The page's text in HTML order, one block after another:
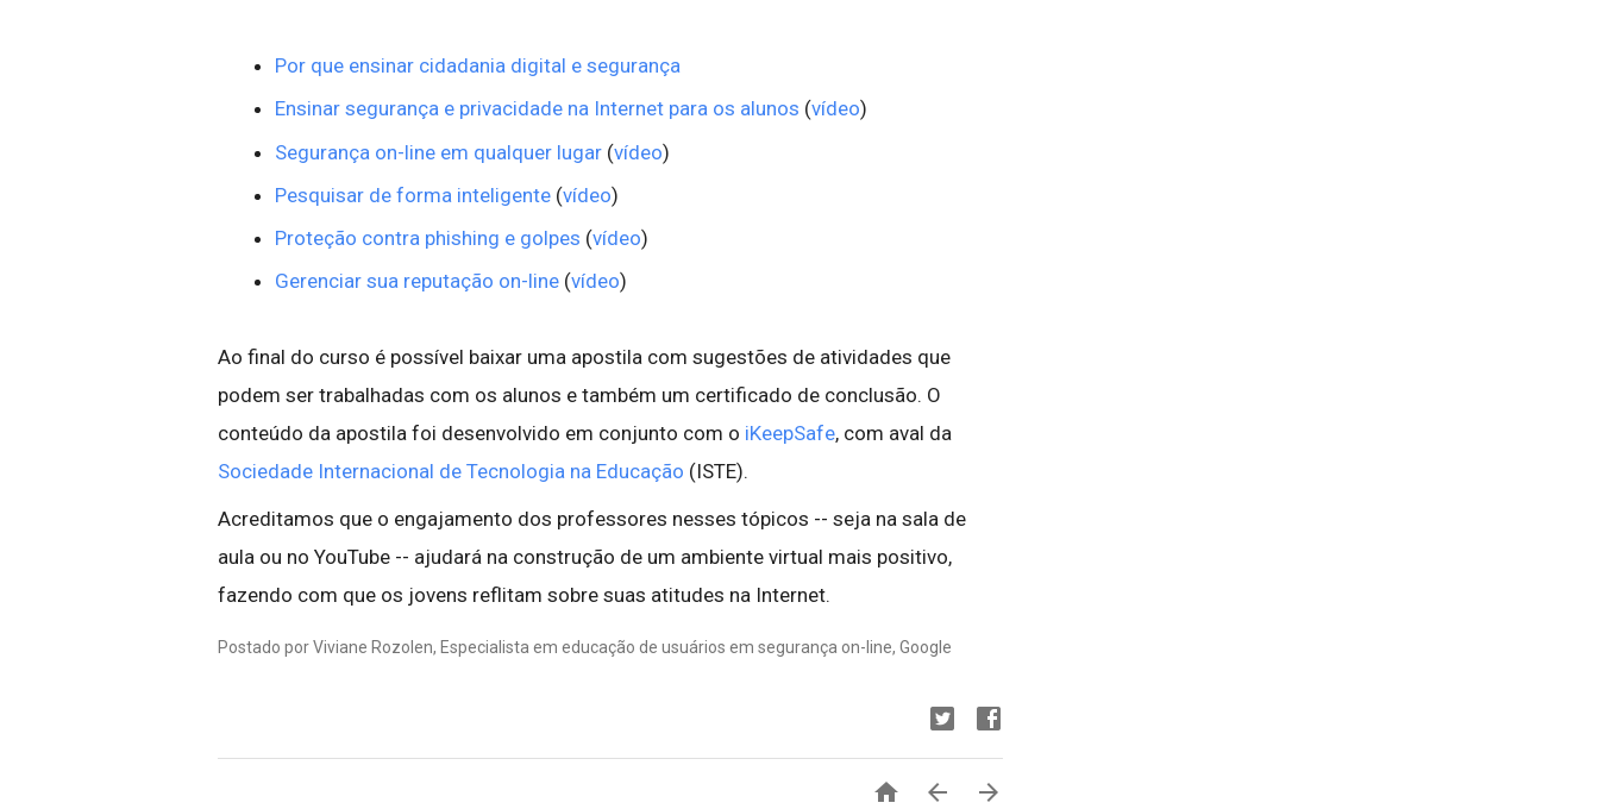
Por que ensinar cidadania digital e segurança
Ensinar segurança e privacidade na Internet para os alunos (vídeo)
Segurança on-line em qualquer lugar (vídeo)
Pesquisar de forma inteligente (vídeo)
Proteção contra phishing e golpes (vídeo)
Gerenciar sua reputação on-line (vídeo)
Ao final do curso é possível baixar uma apostila com sugestões de atividades que
podem ser trabalhadas com os alunos e também um certificado de conclusão. O
conteúdo da apostila foi desenvolvido em conjunto com o iKeepSafe, com aval da
Sociedade Internacional de Tecnologia na Educação (ISTE).
Acreditamos que o engajamento dos professores nesses tópicos -- seja na sala de
aula ou no YouTube -- ajudará na construção de um ambiente virtual mais positivo,
fazendo com que os jovens reflitam sobre suas atitudes na Internet.
Postado por Viviane Rozolen, Especialista em educação de usuários em segurança on-line, Google
  